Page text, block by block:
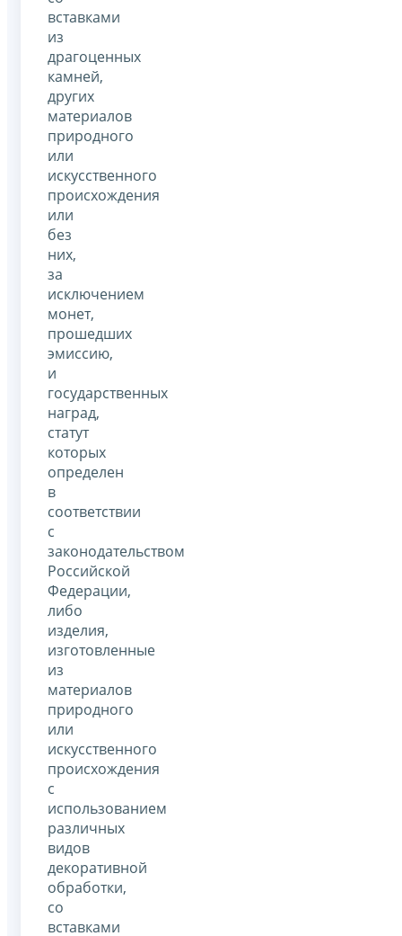
вставками
из
драгоценных
камней,
других
материалов
природного
или
искусственного
происхождения
или
без
них,
за
исключением
монет,
прошедших
эмиссию,
и
государственных
наград,
статут
которых
определен
в
соответствии
с
законодательством
Российской
Федерации,
либо
изделия,
изготовленные
из
материалов
природного
или
искусственного
происхождения
с
использованием
различных
видов
декоративной
обработки,
со
вставками